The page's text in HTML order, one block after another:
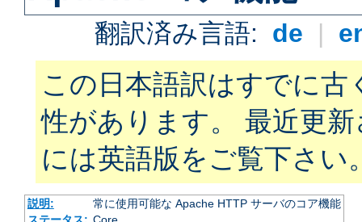
翻訳済み言語: de |
この日本語訳はすでに古
性があります。 最近更
には英語版をご覧下さい
説明:
常に使用可能な Apache HTTP サーバのコア機能